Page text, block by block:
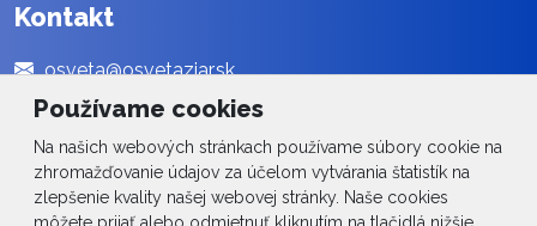
Používame cookies
Na našich webových stránkach používame súbory cookie na
zhromažďovanie údajov za účelom vytvárania štatistík na
zlepšenie kvality našej webovej stránky. Naše cookies
Kontakt
osveta@osvetaziar.sk
045 / 678 13 01
Social